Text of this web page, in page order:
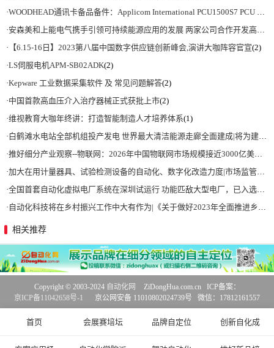
·WOODHEAD通讯卡备品备件：Applicom International PCU1500S7 PCU 1500 S7 V4.5.0
·安森美和上能电气携手引领可持续能源应用的发展 两家公司合作开发高性能储能和太阳能组串式逆变器方案 以实现可持续的未来
· 【6.15-16日】2023第八届中国数字供应链创新峰会,演讲大咖阵容官宣(2)
·LS伺服电机APM-SB02ADK(2)
·Kepware 工业数据采集软件 及 常见问题解答(2)
·中国首款高血压介入治疗器械正式获批上市(2)
·维视教育大咖年终讲：打造智能制造人才培养体系(1)
·白鹤滩水电站全部机组投产发电 世界最大清洁能源走廊全面建成|将为建设新型能源体系、保障国家能源安全、实现“双碳”目标提供有力支撑
·推好细分产业观察--物联网：2026年中国物联网市场规模接近3000亿美元 智慧工厂、智慧城市、智慧电网等将占60%以上
·加大在用计量器具、试验检测设备的自动化、数字化改造力度|市场监管总局 工业和信息化部 关于促进企业计量能力提升的指导意见
·全国首套自动化虚拟电厂系统在深圳试运行 功能匹敌大型电厂，已入选国际典型案例
· 自动化科技将在乡村振兴工作中大有作为|《关于做好2023年全面推进乡村振兴重点工作的意见》发布
相关推荐
首页 会展赛培坛 品牌自定位 创新自化成
Copyright © 2003-2024 自动化网
ZiDongHua.com.cn ICP备案：
京ICP备11042658号-1
京公网安备 11010802024739号 微信：17812161557